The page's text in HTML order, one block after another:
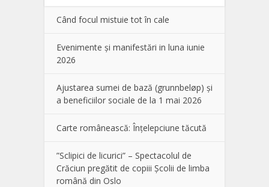
Când focul mistuie tot în cale
Evenimente și manifestări in luna iunie
2026
Ajustarea sumei de bază (grunnbeløp) și
a beneficiilor sociale de la 1 mai 2026
Carte românească: Înțelepciune tăcută
”Sclipici de licurici” – Spectacolul de
Crăciun pregătit de copiii Școlii de limba
română din Oslo